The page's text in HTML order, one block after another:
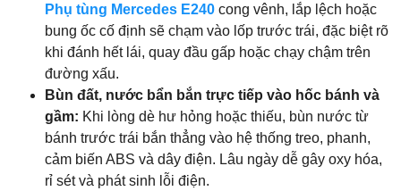
Phụ tùng Mercedes E240 cong vênh, lắp lệch hoặc
bung ốc cố định sẽ chạm vào lốp trước trái, đặc biệt rõ
khi đánh hết lái, quay đầu gấp hoặc chạy chậm trên
đường xấu.
Bùn đất, nước bẩn bắn trực tiếp vào hốc bánh và
gầm: Khi lòng dè hư hỏng hoặc thiếu, bùn nước từ
bánh trước trái bắn thẳng vào hệ thống treo, phanh,
cảm biến ABS và dây điện. Lâu ngày dễ gây oxy hóa,
rỉ sét và phát sinh lỗi điện.